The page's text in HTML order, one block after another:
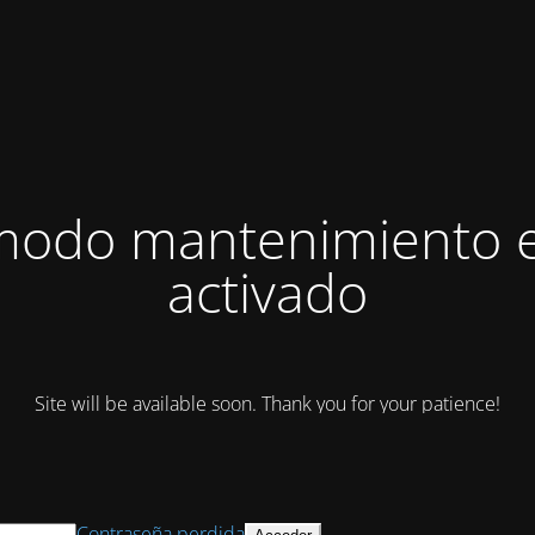
mantenimiento
activado
Site will be available soon. Thank you for your patience!